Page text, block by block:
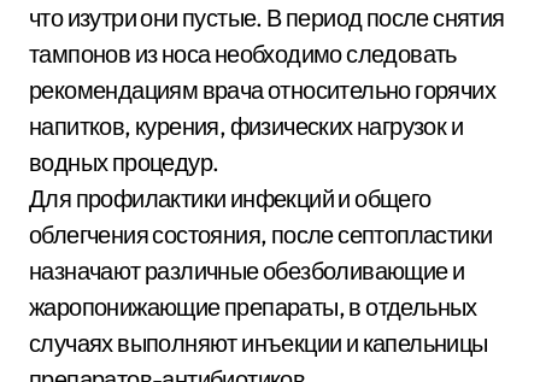
что изутри они пустые. В период после снятия
тампонов из носа необходимо следовать
рекомендациям врача относительно горячих
напитков, курения, физических нагрузок и
водных процедур.
Для профилактики инфекций и общего
облегчения состояния, после септопластики
назначают различные обезболивающие и
жаропонижающие препараты, в отдельных
случаях выполняют инъекции и капельницы